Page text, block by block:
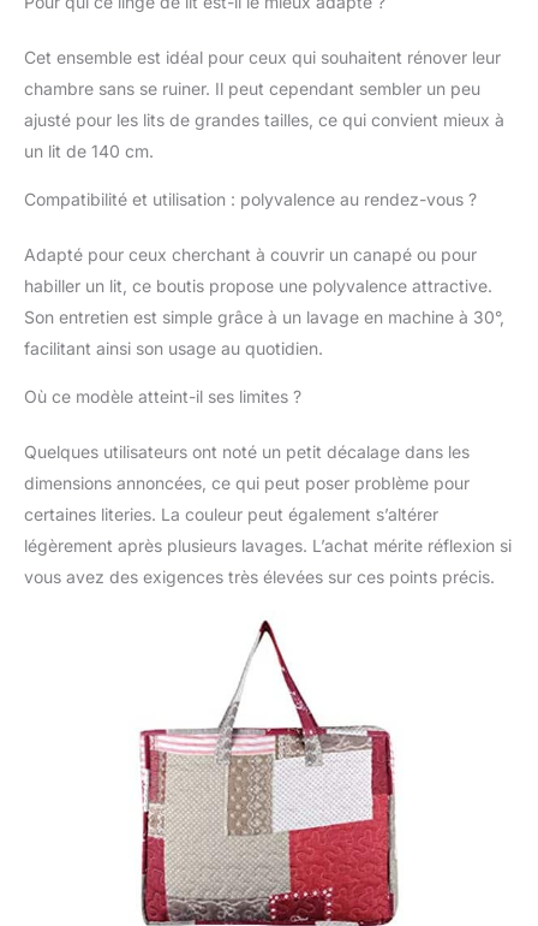
intérieurs. Présenté
mêmes motifs il sera
facilement rangé ou
transporté Facile à
garantissent un longue
durée de vie à ce
Laissez vous tenter par
une soirée douceur
devant la cheminée
blotti sous cet élégant
Satisfaction et garantie
vous satisfaire à 100%
en vous offrant des
produits de qualité et
uniques qui vous
aident à vous détendre
et à profiter de chaque
des questions
concernant nos
produits ou si vous
n’êtes pas satisfait,
n'hésitez pas à nous
contacter
Cet ensemble est idéal pour ceux qui souhaitent rénover leur
chambre sans se ruiner. Il peut cependant sembler un peu
ajusté pour les lits de grandes tailles, ce qui convient mieux à
un lit de 140 cm.
Compatibilité et utilisation : polyvalence au rendez-vous ?
Adapté pour ceux cherchant à couvrir un canapé ou pour
habiller un lit, ce boutis propose une polyvalence attractive.
Son entretien est simple grâce à un lavage en machine à 30°,
facilitant ainsi son usage au quotidien.
Où ce modèle atteint-il ses limites ?
Quelques utilisateurs ont noté un petit décalage dans les
dimensions annoncées, ce qui peut poser problème pour
certaines literies. La couleur peut également s’altérer
légèrement après plusieurs lavages. L’achat mérite réflexion si
vous avez des exigences très élevées sur ces points précis.